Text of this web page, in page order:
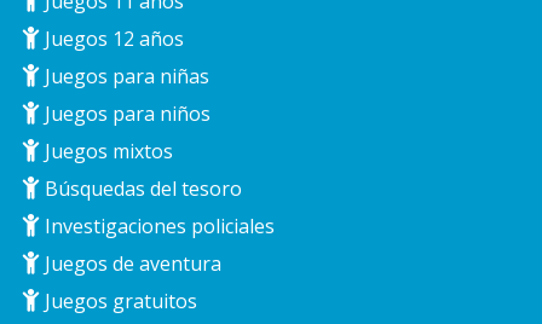
Juegos 12 años
Juegos para niñas
Juegos para niños
Juegos mixtos
Búsquedas del tesoro
Investigaciones policiales
Juegos de aventura
Juegos gratuitos